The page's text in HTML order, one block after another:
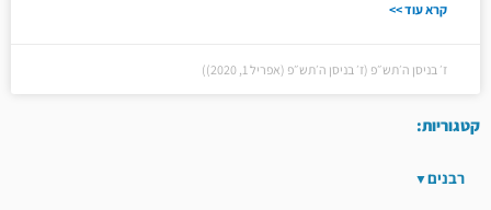
קרא עוד >>
ז׳ בניסן ה׳תש״פ (ז׳ בניסן ה׳תש״פ (אפריל 1, 2020))
קטגוריות:
רבנים